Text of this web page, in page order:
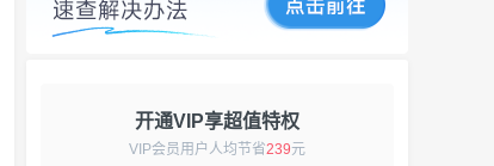
开通VIP享超值特权
VIP会员用户人均节省239元